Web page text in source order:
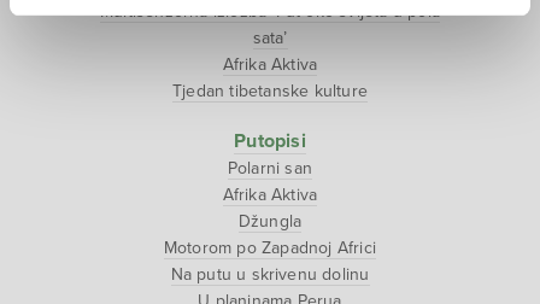
Multisenzorna izložba ‘Put oko svijeta u pola
sata’
Afrika Aktiva
Tjedan tibetanske kulture
Putopisi
Polarni san
Afrika Aktiva
Džungla
Motorom po Zapadnoj Africi
Na putu u skrivenu dolinu